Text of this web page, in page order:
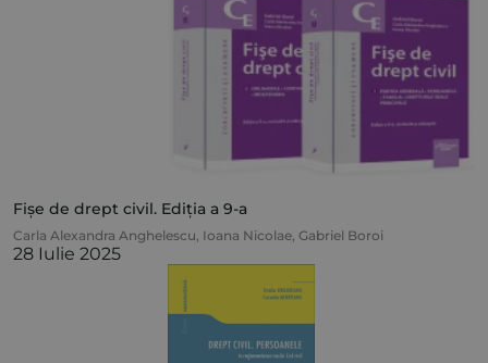
Fișe de drept civil. Ediția a 9-a
Carla Alexandra Anghelescu, Ioana Nicolae, Gabriel Boroi
28 Iulie 2025